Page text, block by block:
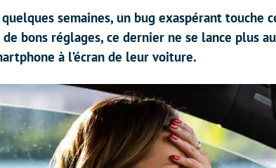
semaines, un bug exaspérant touche
bons réglages, ce dernier ne se lance plus
à l’écran de leur voiture.